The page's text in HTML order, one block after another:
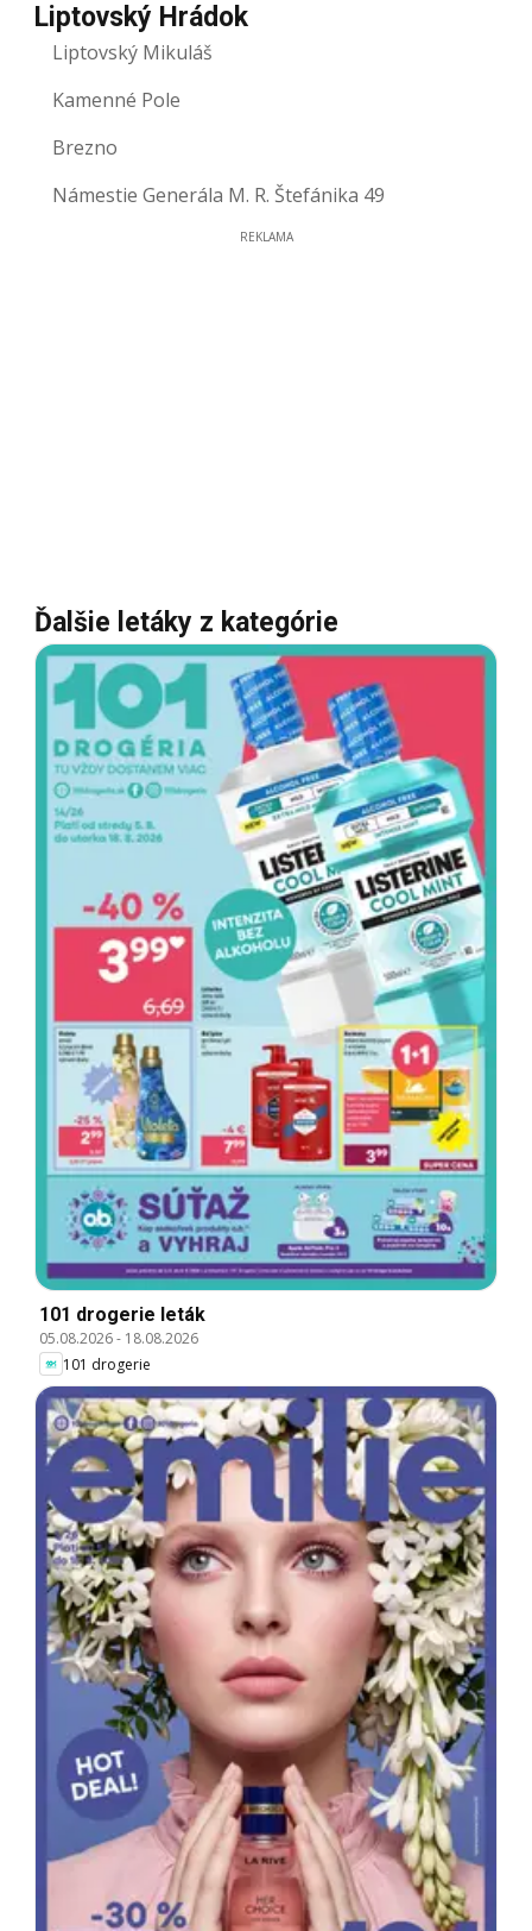
Liptovský Hrádok
Liptovský Mikuláš
Kamenné Pole
Brezno
Námestie Generála M. R. Štefánika 49
REKLAMA
Ďalšie letáky z kategórie
101 drogerie leták
05.08.2026- 18.08.2026
101 drogerie